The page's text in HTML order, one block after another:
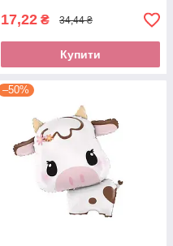
17,22 ₴ 34,44 ₴
Купити
–50%